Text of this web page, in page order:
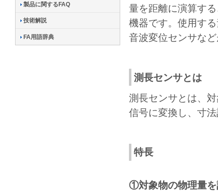
製品に関するFAQ
技術解説
FA用語辞典
量を距離に演算す
機器です。使用す
音波変位センサな
測長センサとは
測長センサとは、
信号に変換し、寸
特長
①対象物の物理量